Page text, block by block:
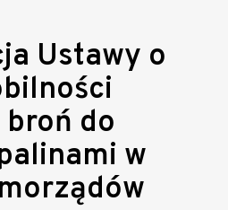
Ustawy o
do
w